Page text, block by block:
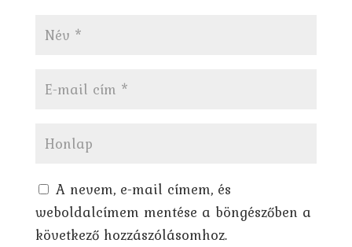
A nevem, e-mail címem, és
weboldalcímem mentése a böngészőben a
következő hozzászólásomhoz.